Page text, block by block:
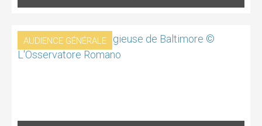
AUDIENCE GÉNÉRALE